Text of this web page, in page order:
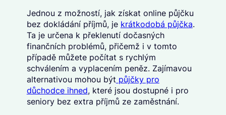
Jednou z možností, jak získat online půjčku
bez dokládání příjmů, je krátkodobá půjčka.
Ta je určena k překlenutí dočasných
finančních problémů, přičemž i v tomto
případě můžete počítat s rychlým
schválením a vyplacením peněz. Zajímavou
alternativou mohou být půjčky pro
důchodce ihned, které jsou dostupné i pro
seniory bez extra příjmů ze zaměstnání.